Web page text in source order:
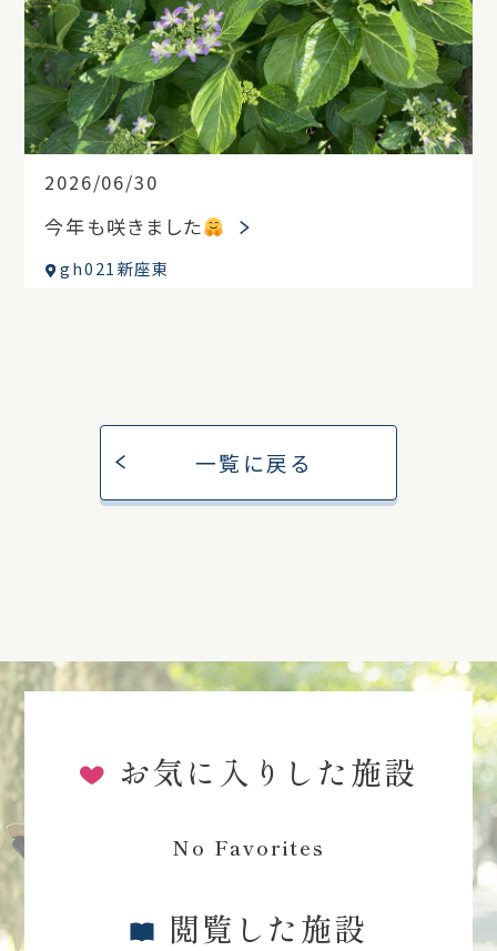
2026/06/30
今年も咲きました
gh021新座東
一覧に戻る
お気に入りした施設
No Favorites
閲覧した施設